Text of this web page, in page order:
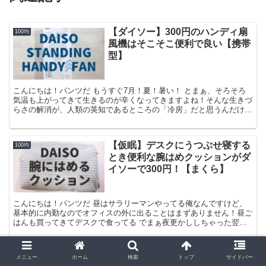
100均
【ダイソー】300円のハンディ扇
風機はそこそこ便利で良い【携帯
型】
こんにちは！パンツだ もうすぐ7月！夏！暑い！ とまぁ、そろそろ
気温も上がってきて生きるのが辛くなってきますよね！そんな生きづ
らさの解消が、人類の英知であるところの「冷房」だと思うんだけ
100均
【仮眠】デスクにうつぶせ寝する
とき便利な腕はめクッションがダ
イソーで300円！【まくら】
こんにちは！パンツだ 昼はサラリーマンやってる俺なんですけど、
基本的に内勤なのでオフィスの外に出ることはまずありません！昼ご
はんも買ってきてデスクで食ってる でまぁ夜更かししちゃった翌日
100均
【ダイソー】500円VRゴーグルは
メニュー ホーム 検索 トップ サイドバー